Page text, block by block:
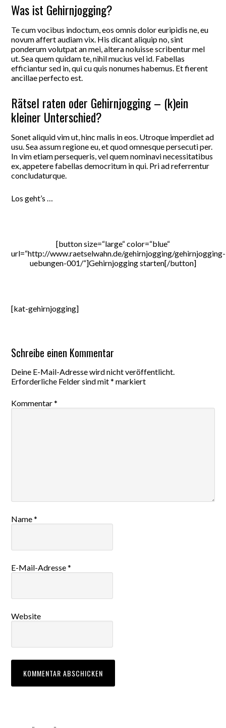
Was ist Gehirnjogging?
Te cum vocibus indoctum, eos omnis dolor euripidis ne, eu
novum affert audiam vix. His dicant aliquip no, sint
ponderum volutpat an mei, altera noluisse scribentur mel
ut. Sea quem quidam te, nihil mucius vel id. Fabellas
efficiantur sed in, qui cu quis nonumes habemus. Et fierent
ancillae perfecto est.
Rätsel raten oder Gehirnjogging – (k)ein
kleiner Unterschied?
Sonet aliquid vim ut, hinc malis in eos. Utroque imperdiet ad
usu. Sea assum regione eu, et quod omnesque persecuti per.
In vim etiam persequeris, vel quem nominavi necessitatibus
ex, appetere fabellas democritum in qui. Pri ad referrentur
concludaturque.
Los geht’s …
[button size=“large“ color=“blue“
url=“http://www.raetselwahn.de/gehirnjogging/gehirnjogging-
uebungen-001/“]Gehirnjogging starten[/button]
[kat-gehirnjogging]
Schreibe einen Kommentar
Deine E-Mail-Adresse wird nicht veröffentlicht.
Erforderliche Felder sind mit* markiert
Kommentar*
Name*
E-Mail-Adresse*
Website